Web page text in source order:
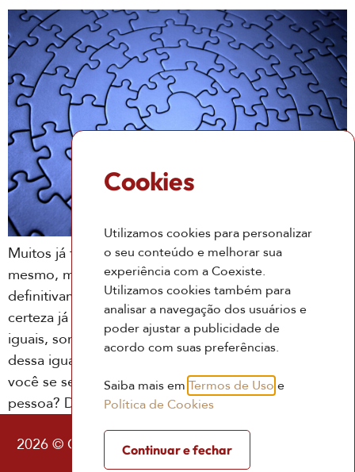
Muitos já falaram que somos todos iguais e somos
mesmo, mas como compreender isso de verdade e
definitivamente? Se você já pensou nisso antes, com
certeza já teve dúvidas do tipo: se somos todos
iguais, somos iguais a quem? Quem é a referência
dessa igualdade? Mas o que é ser igual? E como
você se sente quando pensa em ser igual a outra
pessoa? Descubra a igualdade e como viver isso ?
2026 © Coexiste – Consultoria Existencial |
de Privacidade|Termos de Uso
Cookies
Utilizamos cookies para personalizar
o seu conteúdo e melhorar sua
experiência com a Coexiste.
Utilizamos cookies também para
analisar a navegação dos usuários e
poder ajustar a publicidade de
acordo com suas preferências.
Saiba mais em Termos de Uso e
Política de Cookies
Continuar e fechar